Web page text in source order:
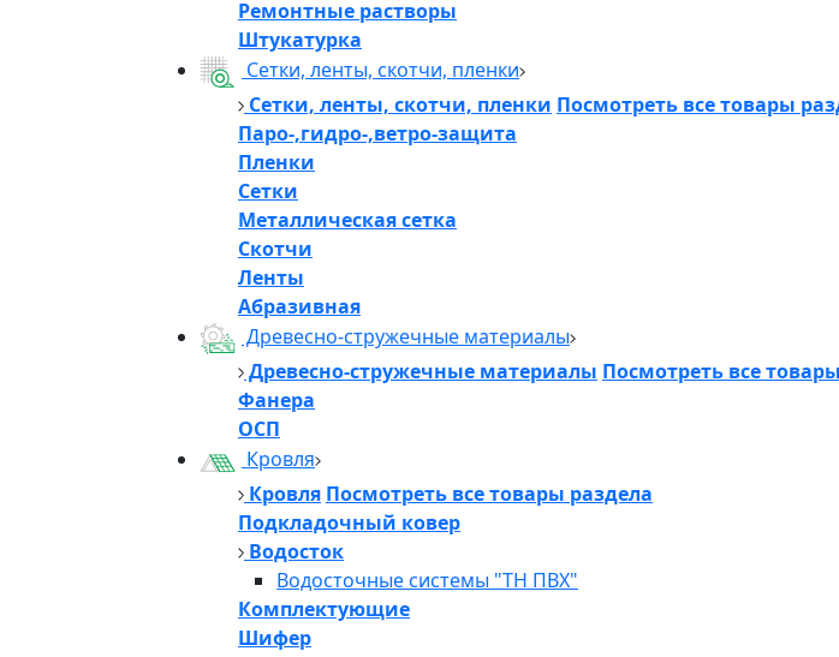
Ремонтные растворы
Штукатурка
Сетки, ленты, скотчи, пленки
Сетки, ленты, скотчи, пленки Посмотреть все товары
Паро-,гидро-,ветро-защита
Пленки
Сетки
Металлическая сетка
Скотчи
Ленты
Абразивная
Древесно-стружечные материалы
Древесно-стружечные материалы Посмотреть все
Фанера
ОСП
Кровля
Кровля Посмотреть все товары раздела
Подкладочный ковер
Водосток
Водосточные системы "ТН ПВХ"
Комплектующие
Шифер